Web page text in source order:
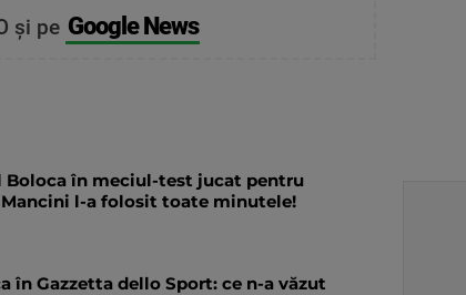
și pe Google News
Boloca în meciul-test jucat pentru
l-a folosit toate minutele!
în Gazzetta dello Sport: ce n-a văzut